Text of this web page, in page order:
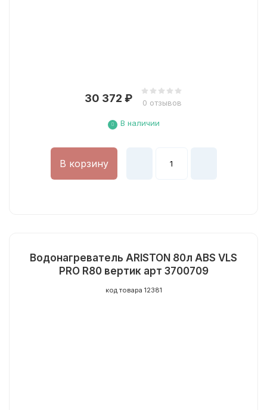
30 372 ₽ 0 отзывов
В наличии
В корзину
Водонагреватель ARISTON 80л ABS VLS
PRO R80 вертик арт 3700709
код товара 12381